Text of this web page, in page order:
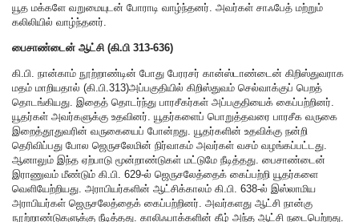
யூத மக்களே வறுமையுடன் போராடி வாழ்ந்தனர். அவர்கள் சாஃபேத் மற்றும்
கலிலியில் வாழ்ந்தனர்.
பைசாண்டைன் ஆட்சி (கி.பி 313-636)
கி.பி. நான்காம் நூற்றாண்டின் போது பேரரசர் கான்ஸ்டாண்டைன் கிறிஸ்துவராக
மதம் மாறியதால் (கி.பி.313)அப்பகுதியில் கிறிஸ்துவம் செல்வாக்குப் பெறத்
தொடங்கியது. இதைத் தொடர்ந்து பாரசீகர்கள் அப்பகுதியைக் கைப்பற்றினர்.
யூதர்கள் அவர்களுக்கு உதவினர். யூதர்களைப் பொறுத்தவரை பாரசீக வருகை
இறைத்தூதுவரின் வருகையைப் போன்றது. யூதர்களின் உதவிக்கு நன்றி
தெரிவிப்பது போல ஜெருசலேமின் நிர்வாகம் அவர்கள் வசம் வழங்கப்பட்டது.
ஆனாலும் இந்த ஏற்பாடு மூன்றாண்டுகள் மட்டுமே நீடித்தது. பைசாண்டைன்
இராணுவம் மீண்டும் கி.பி. 629-ல் ஜெருசலேத்தைக் கைப்பற்றி யூதர்களை
வெளியேற்றியது. அராபியர்களின் ஆட்சிக்காலம் கி.பி. 638-ல் இஸ்லாமிய
அராபியர்கள் ஜெருசலேத்தைக் கைப்பற்றினர். அவர்களது ஆட்சி நான்கு
நூற்றாண்டுகளுக்கு நீடித்தது. காலிஃபாக்களின் கீழ் அந்த ஆட்சி நடைபெற்றது.